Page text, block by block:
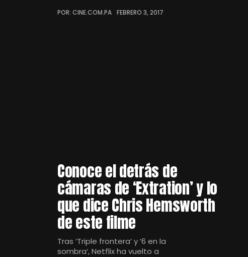
POR: CINE.COM.PA FEBRERO 3, 2017
Conoce el detrás de
cámaras de ‘Extration’ y lo
que dice Chris Hemsworth
de este filme
Tras ‘Triple frontera‘ y ‘6 en la
sombra‘, Netflix ha vuelto a